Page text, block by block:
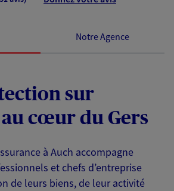
Notre Agence
sur
cœur du Gers
à Auch accompagne
et chefs d’entreprise
de leurs biens, de leur activité